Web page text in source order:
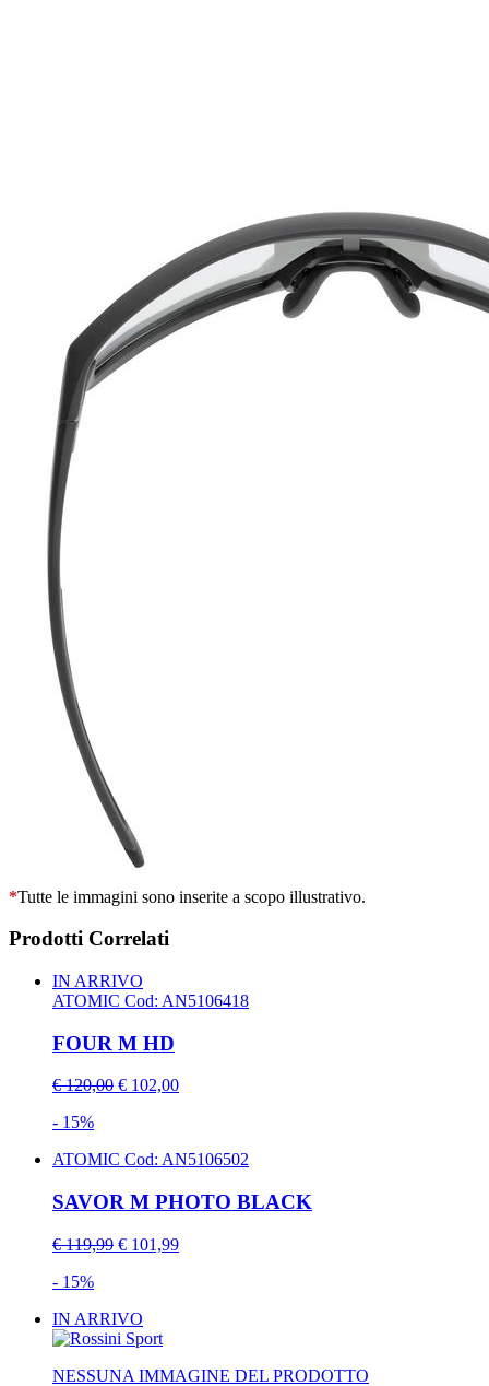
*Tutte le immagini sono inserite a scopo illustrativo.
Prodotti Correlati
IN ARRIVO
ATOMIC Cod: AN5106418
FOUR M HD
€ 120,00 € 102,00
- 15%
ATOMIC Cod: AN5106502
SAVOR M PHOTO BLACK
€ 119,99 € 101,99
- 15%
IN ARRIVO
NESSUNA IMMAGINE DEL PRODOTTO